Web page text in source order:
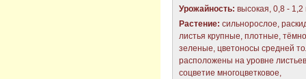
Урожайность: высокая, 0,8 - 1,2
Растение: сильнорослое,
листья крупные, плотные,
зеленые, цветоносы средней
расположены на уровне
соцветие многоцветковое,